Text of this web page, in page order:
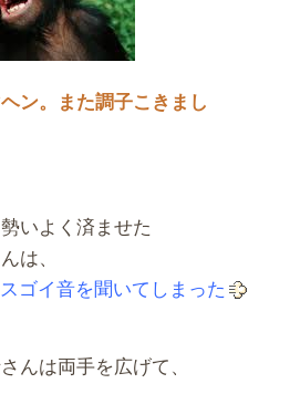
ン。また調子こきまし
いよく済ませた
は、
ゴイ音を聞いてしまった
んは両手を広げて、